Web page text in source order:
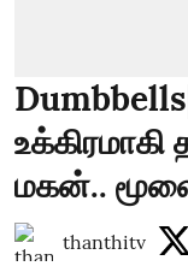
மகன்..
thanthitv